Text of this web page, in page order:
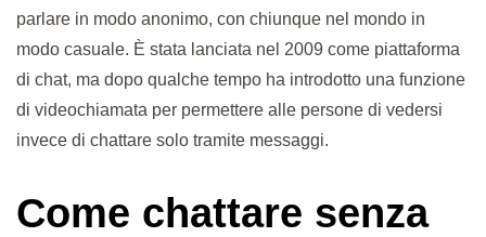
parlare in modo anonimo, con chiunque nel mondo in
modo casuale. È stata lanciata nel 2009 come piattaforma
di chat, ma dopo qualche tempo ha introdotto una funzione
di videochiamata per permettere alle persone di vedersi
invece di chattare solo tramite messaggi.
Come chattare senza